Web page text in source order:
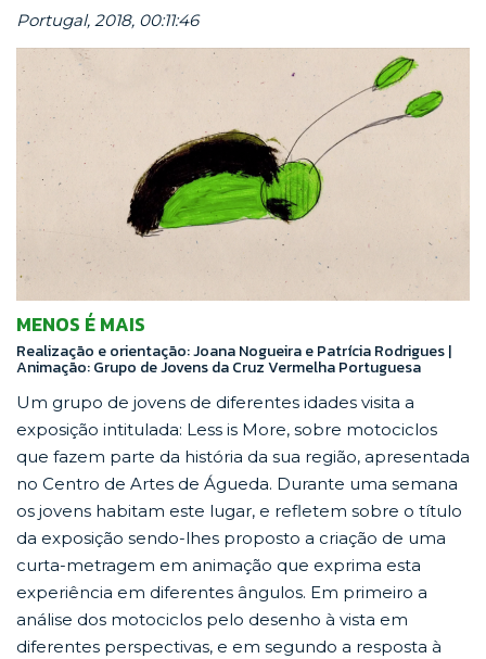
Portugal, 2018, 00:11:46
MENOS É MAIS
Realização e orientação: Joana Nogueira e Patrícia Rodrigues |
Animação: Grupo de Jovens da Cruz Vermelha Portuguesa
Um grupo de jovens de diferentes idades visita a
exposição intitulada: Less is More, sobre motociclos
que fazem parte da história da sua região, apresentada
no Centro de Artes de Águeda. Durante uma semana
os jovens habitam este lugar, e refletem sobre o título
da exposição sendo-lhes proposto a criação de uma
curta-metragem em animação que exprima esta
experiência em diferentes ângulos. Em primeiro a
análise dos motociclos pelo desenho à vista em
diferentes perspectivas, e em segundo a resposta à